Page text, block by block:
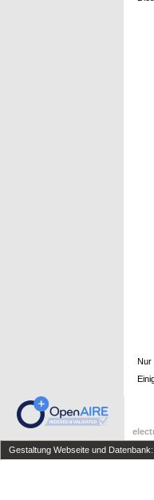
Nur
Gestaltung Webseite und